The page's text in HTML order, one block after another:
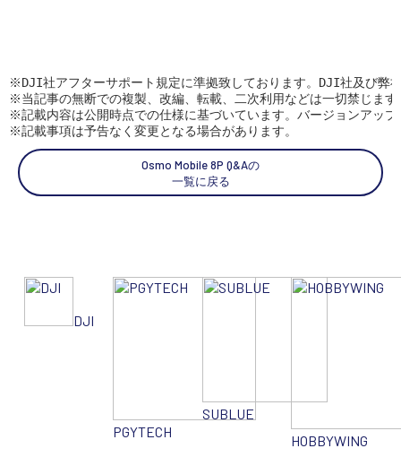
取扱店舗一覧
SEKIDO
コーポレートサイト
※DJI社アフターサポート規定に準拠致しております。DJI社及び弊
※当記事の無断での複製、改編、転載、二次利用などは一切禁じます
※記載内容は公開時点での仕様に基づいています。バージョンアッ
※記載事項は予告なく変更となる場合があります。
Osmo Mobile 8P Q&Aの
一覧に戻る
DJI
PGYTECH
SUBLUE
HOBBYWING